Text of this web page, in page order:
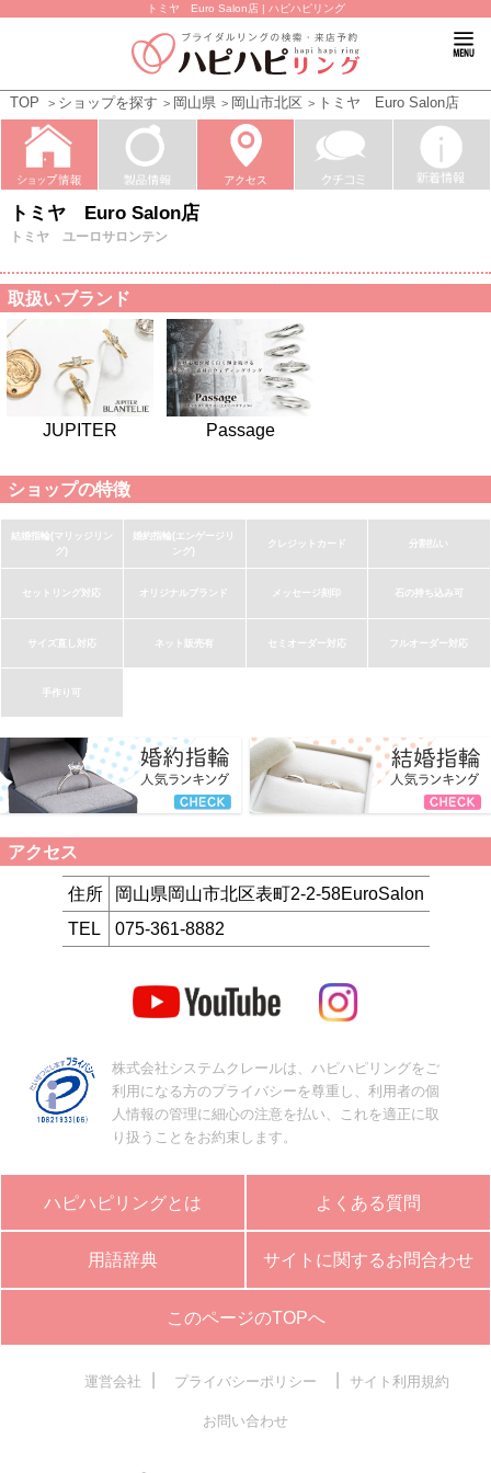
トミヤ Euro Salon店 | ハピハピリング
TOP ショップを探す 岡山県 岡山市北区 トミヤ Euro Salon店
トミヤ Euro Salon店
トミヤ ユーロサロンテン
取扱いブランド
JUPITER Passage
ショップの特徴
結婚指輪(マリッジリン
グ)
婚約指輪(エンゲージリ
ング)
クレジットカード 分割払い
セットリング対応 オリジナルブランド メッセージ刻印 石の持ち込み可
サイズ直し対応 ネット販売有 セミオーダー対応 フルオーダー対応
手作り可
アクセス
住所
岡山県岡山市北区表町2-2-58EuroSalon
TEL
075-361-8882
株式会社システムクレールは、ハピハピリングをご
利用になる方のプライバシーを尊重し、利用者の個
人情報の管理に細心の注意を払い、これを適正に取
り扱うことをお約束します。
ハピハピリングとは よくある質問
用語辞典 サイトに関するお問合わせ
このページのTOPへ
運営会社 プライバシーポリシー サイト利用規約
お問い合わせ